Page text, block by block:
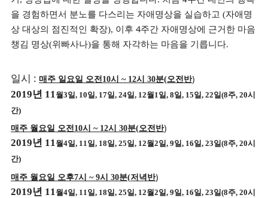
을 경험하면서 분노를 다스리는 자애명상을 실습하고 (자애명
상 대상의 점진적인 확장), 이후 4주간 자애명상에 근거한 마음
챙김 명상(위빠사나)을 통해 자각하는 마음을 기릅니다.
일시 : 매주 일요일 오전 10시 ~ 12시 30분(오전반)
2019년 11월 3일 , 10일 , 17일 , 24일 , 12월 1 일 , 8일 , 15일 , 22일 (8주, 20시
간)
매주 월요일 오전10시 ~ 12시 30분(오전반)
2019년 11월4일, 11일, 18일, 25일, 12월2일, 9일, 16일, 23일(8주, 20시
간)
매주 월요일 오후7시 ~ 9시 30분(저녁반)
2019년 11 월4일, 11 일, 18일, 25일, 12월2일, 9일, 16일, 23일(8주, 20시